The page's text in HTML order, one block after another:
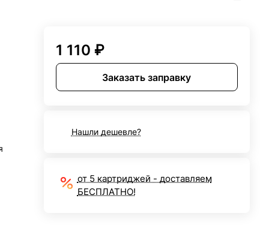
1 110 ₽
Заказать заправку
Нашли дешевле?
от 5 картриджей - доставляем
БЕСПЛАТНО!